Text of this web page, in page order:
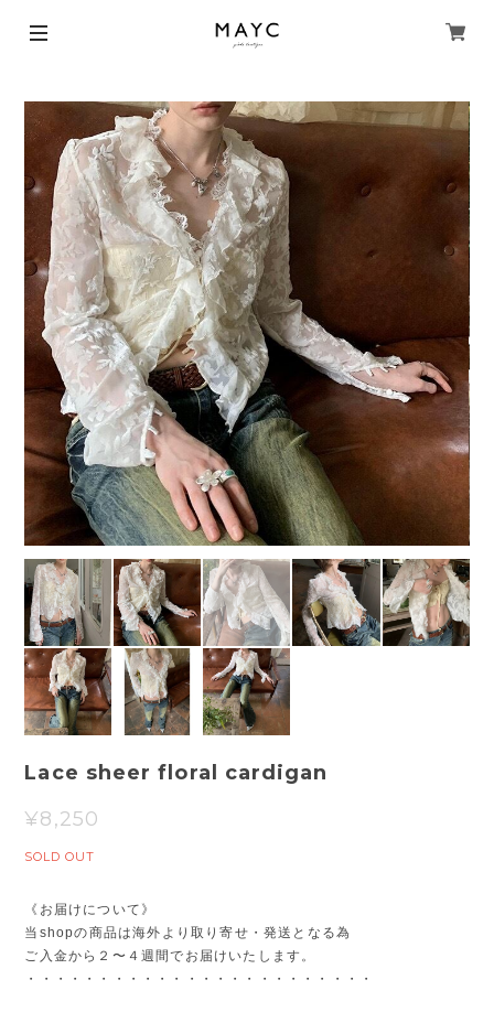
Lace sheer floral cardigan
¥8,250
SOLD OUT
《お届けについて》
当shopの商品は海外より取り寄せ・発送となる為
ご入金から２〜４週間でお届けいたします。
・・・・・・・・・・・・・・・・・・・・・・・・